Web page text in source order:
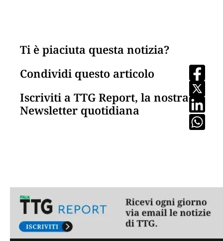
Ti è piaciuta questa notizia?
Condividi questo articolo
Iscriviti a TTG Report, la nostra
Newsletter quotidiana